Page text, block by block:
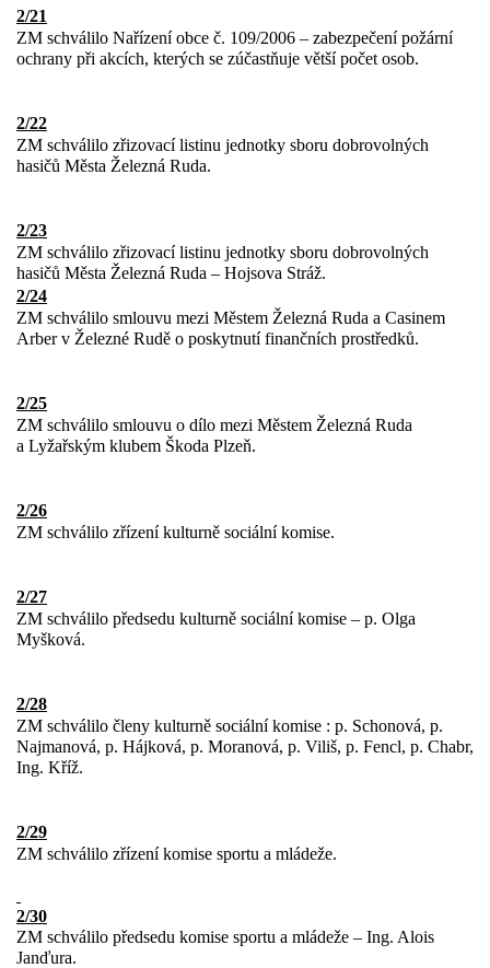
2/21
ZM schválilo Nařízení obce č. 109/2006 – zabezpečení požární
ochrany při akcích, kterých se zúčastňuje větší počet osob.
2/22
ZM schválilo zřizovací listinu jednotky sboru dobrovolných
hasičů Města Železná Ruda.
2/23
ZM schválilo zřizovací listinu jednotky sboru dobrovolných
hasičů Města Železná Ruda – Hojsova Stráž.
2/24
ZM schválilo smlouvu mezi Městem Železná Ruda a Casinem
Arber v Železné Rudě o poskytnutí finančních prostředků.
2/25
ZM schválilo smlouvu o dílo mezi Městem Železná Ruda
a Lyžařským klubem Škoda Plzeň.
2/26
ZM schválilo zřízení kulturně sociální komise.
2/27
ZM schválilo předsedu kulturně sociální komise – p. Olga
Myšková.
2/28
ZM schválilo členy kulturně sociální komise : p. Schonová, p.
Najmanová, p. Hájková, p. Moranová, p. Viliš, p. Fencl, p. Chabr,
Ing. Kříž.
2/29
ZM schválilo zřízení komise sportu a mládeže.
2/30
ZM schválilo předsedu komise sportu a mládeže – Ing. Alois
Janďura.